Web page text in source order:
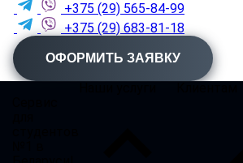
+375 (29) 565-84-99
+375 (29) 683-81-18
ОФОРМИТЬ ЗАЯВКУ